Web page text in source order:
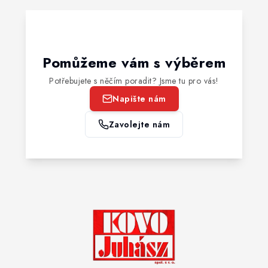
Pomůžeme vám s výběrem
Potřebujete s něčím poradit? Jsme tu pro vás!
Napište nám
Zavolejte nám